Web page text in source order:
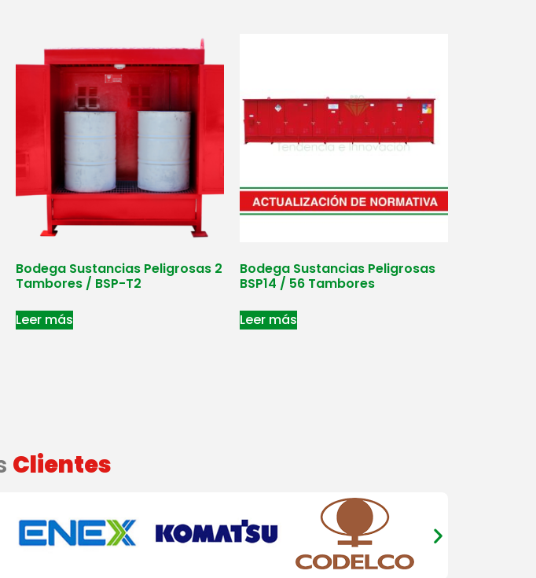
Bodega Sustancias Peligrosas 2
Tambores / BSP-T2
Leer más
Bodega Sustancias Peligrosas
BSP14 / 56 Tambores
Leer más
Clientes